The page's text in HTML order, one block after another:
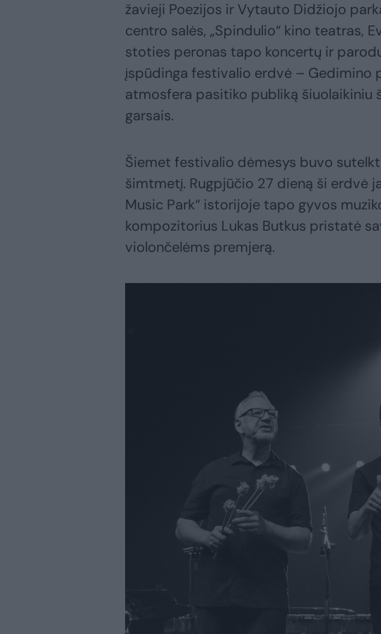
žavieji Poezijos ir Vytauto Didžiojo
centro salės, „Spindulio“ kino teatras,
stoties peronas tapo koncertų ir
įspūdinga festivalio erdvė – Gedimino
atmosfera pasitiko publiką šiuolaikiniu
garsais.
Šiemet festivalio dėmesys buvo
šimtmetį. Rugpjūčio 27 dieną ši erdvė
Music Park“ istorijoje tapo gyvos
kompozitorius Lukas Butkus pristatė
violončelėms premjerą.